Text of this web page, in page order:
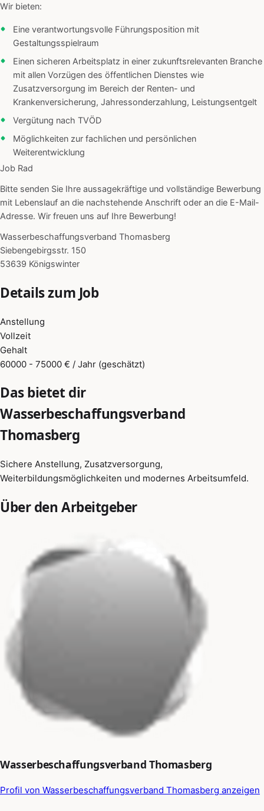
Wir bieten:
Eine verantwortungsvolle Führungsposition mit
Gestaltungsspielraum
Einen sicheren Arbeitsplatz in einer zukunftsrelevanten Branche
mit allen Vorzügen des öffentlichen Dienstes wie
Zusatzversorgung im Bereich der Renten- und
Krankenversicherung, Jahressonderzahlung, Leistungsentgelt
Vergütung nach TVÖD
Möglichkeiten zur fachlichen und persönlichen
Weiterentwicklung
Job Rad
Bitte senden Sie Ihre aussagekräftige und vollständige Bewerbung
mit Lebenslauf an die nachstehende Anschrift oder an die E-Mail-
Adresse. Wir freuen uns auf Ihre Bewerbung!
Wasserbeschaffungsverband Thomasberg
Siebengebirgsstr. 150
53639 Königswinter
Details zum Job
Anstellung
Vollzeit
Gehalt
60000 - 75000 € / Jahr (geschätzt)
Das bietet dir
Wasserbeschaffungsverband
Thomasberg
Sichere Anstellung, Zusatzversorgung,
Weiterbildungsmöglichkeiten und modernes Arbeitsumfeld.
Über den Arbeitgeber
Wasserbeschaffungsverband Thomasberg
Profil von Wasserbeschaffungsverband Thomasberg anzeigen